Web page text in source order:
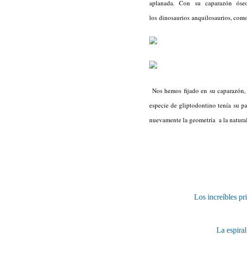
aplanada. Con su caparazón
los dinosaurios anquilosaurios,
Nos hemos fijado en su
especie de gliptodontino tenía su
nuevamente la geometría a la
Los increíbles
La